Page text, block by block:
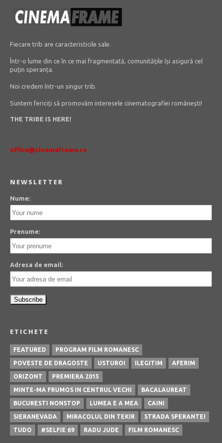
Fiecare trib are caracteristicile sale.
Într-o lume din ce în ce mai fragmentată, comunitățile își asigură cel
puțin speranța.
Noi credem într-un singur trib.
Suntem fericiți să promovăm interesele cinematografiei românești!
THE TRIBE IS HERE!
office@cinemaframe.ro
NEWSLETTER
Nume:
Prenume:
Adresa de email:
ETICHETE
FEATURED PROGRAM FILM ROMANESC
POVESTE DE DRAGOSTE USTUROI ILEGITIM AFERIM
ORIZONT PREMIERA 2015
MINTE-MA FRUMOS IN CENTRUL VECHI BACALAUREAT
BUCURESTI NONSTOP LUMEA E A MEA CAINI
SIERANEVADA MIRACOLUL DIN TEKIR STRADA SPERANTEI
TUDO #SELFIE 69 RADU JUDE FILM ROMANESC